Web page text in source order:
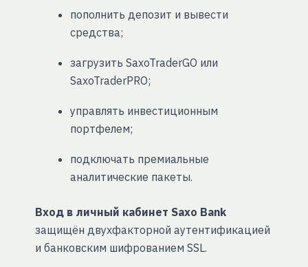
пополнить депозит и вывести
средства;
загрузить SaxoTraderGO или
SaxoTraderPRO;
управлять инвестиционным
портфелем;
подключать премиальные
аналитические пакеты.
Вход в личный кабинет Saxo Bank
защищён двухфакторной аутентификацией
и банковским шифрованием SSL.